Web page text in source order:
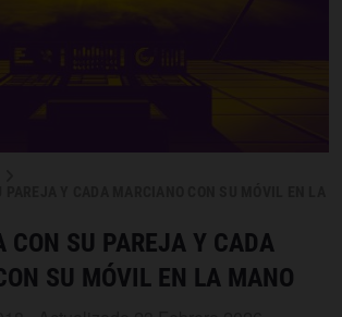
CON SU PAREJA Y CADA
SU MÓVIL EN LA MANO